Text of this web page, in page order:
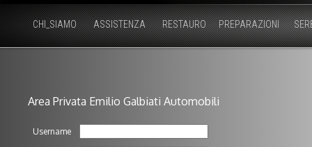
CHI_SIAMO ASSISTENZA RESTAURO PREPARAZIONI
Area Privata Emilio Galbiati Automobili
Username